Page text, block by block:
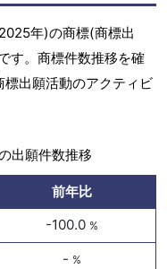
年)の商標(商標出
す。商標件数推移を確
出願活動のアクティビ
出願件数推移
前年比
-100.0 %
- %